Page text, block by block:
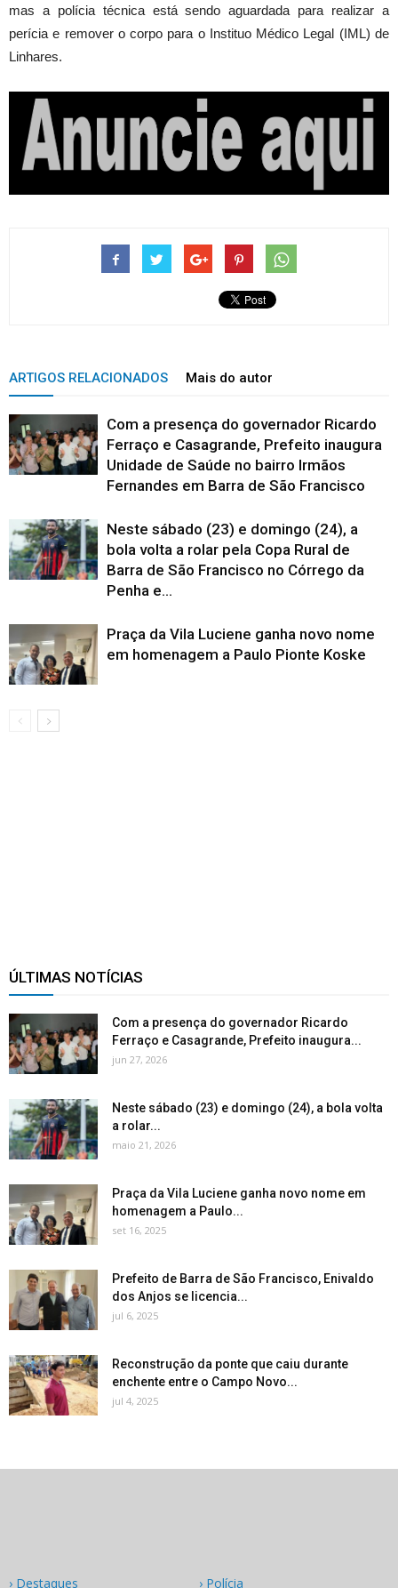
mas a polícia técnica está sendo aguardada para realizar a
perícia e remover o corpo para o Instituo Médico Legal (IML) de
Linhares.
ARTIGOS RELACIONADOS Mais do autor
Com a presença do governador Ricardo
Ferraço e Casagrande, Prefeito inaugura
Unidade de Saúde no bairro Irmãos
Fernandes em Barra de São Francisco
Neste sábado (23) e domingo (24), a
bola volta a rolar pela Copa Rural de
Barra de São Francisco no Córrego da
Penha e...
Praça da Vila Luciene ganha novo nome
em homenagem a Paulo Pionte Koske
ÚLTIMAS NOTÍCIAS
Com a presença do governador Ricardo
Ferraço e Casagrande, Prefeito inaugura...
jun 27, 2026
Neste sábado (23) e domingo (24), a bola volta
a rolar...
maio 21, 2026
Praça da Vila Luciene ganha novo nome em
homenagem a Paulo...
set 16, 2025
Prefeito de Barra de São Francisco, Enivaldo
dos Anjos se licencia...
jul 6, 2025
Reconstrução da ponte que caiu durante
enchente entre o Campo Novo...
jul 4, 2025
› Destaques › Polícia